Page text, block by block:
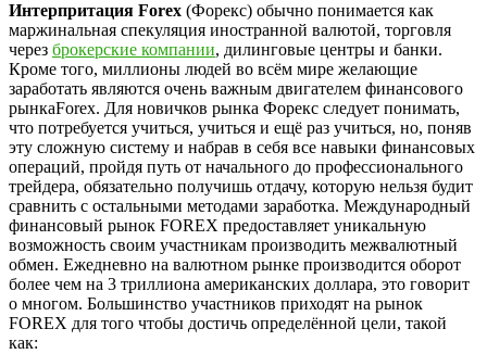
Интерпритация Forex (Форекс) обычно понимается как
маржинальная спекуляция иностранной валютой, торговля
через брокерские компании, дилинговые центры и банки.
Кроме того, миллионы людей во всём мире желающие
заработать являются очень важным двигателем финансового
рынкаForex. Для новичков рынка Форекс следует понимать,
что потребуется учиться, учиться и ещё раз учиться, но, поняв
эту сложную систему и набрав в себя все навыки финансовых
операций, пройдя путь от начального до профессионального
трейдера, обязательно получишь отдачу, которую нельзя будит
сравнить с остальными методами заработка. Международный
финансовый рынок FOREX предоставляет уникальную
возможность своим участникам производить межвалютный
обмен. Ежедневно на валютном рынке производится оборот
более чем на 3 триллиона американских доллара, это говорит
о многом. Большинство участников приходят на рынок
FOREX для того чтобы достичь определённой цели, такой
как: